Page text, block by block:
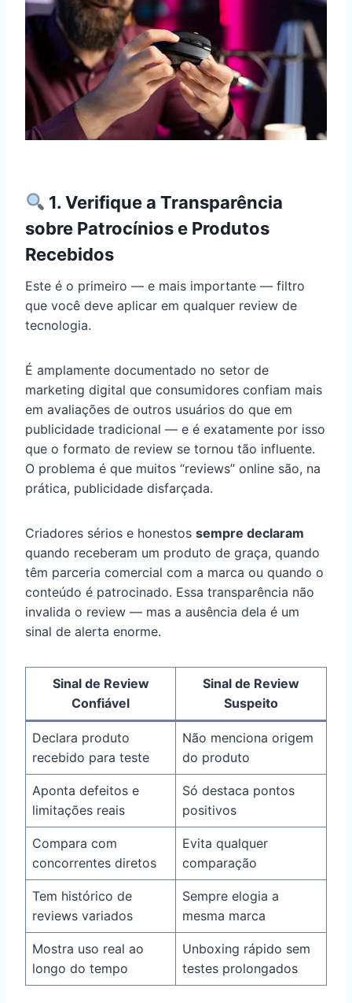
1. Verifique a Transparência
sobre Patrocínios e Produtos
Recebidos
Este é o primeiro — e mais importante — filtro
que você deve aplicar em qualquer review de
tecnologia.
É amplamente documentado no setor de
marketing digital que consumidores confiam mais
em avaliações de outros usuários do que em
publicidade tradicional — e é exatamente por isso
que o formato de review se tornou tão influente.
O problema é que muitos “reviews” online são, na
prática, publicidade disfarçada.
Criadores sérios e honestos sempre declaram
quando receberam um produto de graça, quando
têm parceria comercial com a marca ou quando o
conteúdo é patrocinado. Essa transparência não
invalida o review — mas a ausência dela é um
sinal de alerta enorme.
Sinal de Review
Confiável
Sinal de Review
Suspeito
Declara produto
recebido para teste
Não menciona origem
do produto
Aponta defeitos e
limitações reais
Só destaca pontos
positivos
Compara com
concorrentes diretos
Evita qualquer
comparação
Tem histórico de
reviews variados
Sempre elogia a
mesma marca
Mostra uso real ao
longo do tempo
Unboxing rápido sem
testes prolongados